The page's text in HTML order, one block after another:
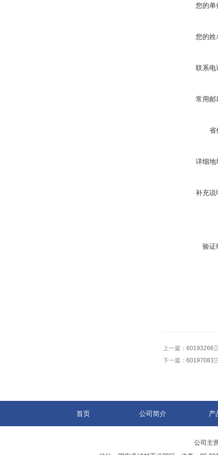
您的单
您的姓
联系电
常用邮
省
详细地
补充说
验证
上一篇： 60193266
下一篇： 60197083
首页 公司简介 产
公司主